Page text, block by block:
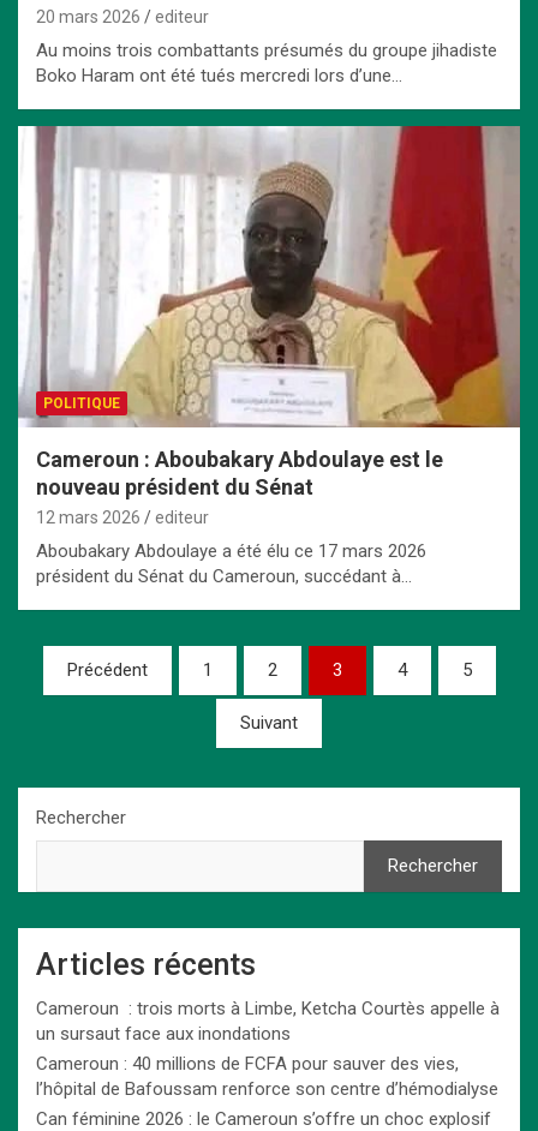
20 mars 2026 editeur
Au moins trois combattants présumés du groupe jihadiste
Boko Haram ont été tués mercredi lors d’une…
POLITIQUE
Cameroun : Aboubakary Abdoulaye est le
nouveau président du Sénat
12 mars 2026 editeur
Aboubakary Abdoulaye a été élu ce 17 mars 2026
président du Sénat du Cameroun, succédant à…
Pagination
des
Précédent 1 2 3 4 5
Suivant
Rechercher
Rechercher
Articles récents
Cameroun : trois morts à Limbe, Ketcha Courtès appelle à
un sursaut face aux inondations
Cameroun : 40 millions de FCFA pour sauver des vies,
l’hôpital de Bafoussam renforce son centre d’hémodialyse
Can féminine 2026 : le Cameroun s’offre un choc explosif